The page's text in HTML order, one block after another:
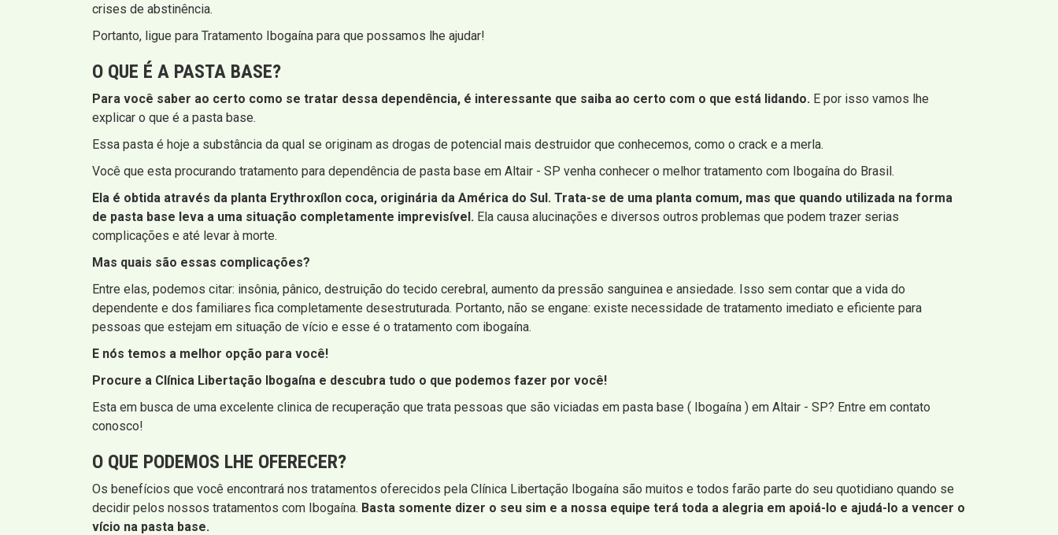
crises de abstinência.
Portanto, ligue para Tratamento Ibogaína para que possamos lhe ajudar!
O QUE É A PASTA BASE?
Para você saber ao certo como se tratar dessa dependência, é interessante que saiba ao certo com o que está lidando. E por isso vamos lhe
explicar o que é a pasta base.
Essa pasta é hoje a substância da qual se originam as drogas de potencial mais destruidor que conhecemos, como o crack e a merla.
Você que esta procurando tratamento para dependência de pasta base em Altair - SP venha conhecer o melhor tratamento com Ibogaína do Brasil.
Ela é obtida através da planta Erythroxílon coca, originária da América do Sul. Trata-se de uma planta comum, mas que quando utilizada na forma
de pasta base leva a uma situação completamente imprevisível. Ela causa alucinações e diversos outros problemas que podem trazer serias
complicações e até levar à morte.
Mas quais são essas complicações?
Entre elas, podemos citar: insônia, pânico, destruição do tecido cerebral, aumento da pressão sanguinea e ansiedade. Isso sem contar que a vida do
dependente e dos familiares fica completamente desestruturada. Portanto, não se engane: existe necessidade de tratamento imediato e eficiente para
pessoas que estejam em situação de vício e esse é o tratamento com ibogaína.
E nós temos a melhor opção para você!
Procure a Clínica Libertação Ibogaína e descubra tudo o que podemos fazer por você!
Esta em busca de uma excelente clinica de recuperação que trata pessoas que são viciadas em pasta base ( Ibogaína ) em Altair - SP? Entre em contato
conosco!
O QUE PODEMOS LHE OFERECER?
Os benefícios que você encontrará nos tratamentos oferecidos pela Clínica Libertação Ibogaína são muitos e todos farão parte do seu quotidiano quando se
decidir pelos nossos tratamentos com Ibogaína. Basta somente dizer o seu sim e a nossa equipe terá toda a alegria em apoiá-lo e ajudá-lo a vencer o
vício na pasta base.